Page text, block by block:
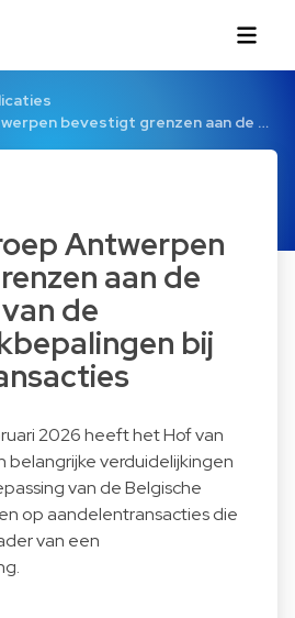
bevestigt grenzen aan de …
Antwerpen
aan de
de
bij
2026 heeft het Hof van
verduidelijkingen
van de Belgische
op aandelentransacties die
van een